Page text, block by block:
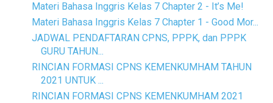
Materi Bahasa Inggris Kelas 7 Chapter 2 - It’s Me!
Materi Bahasa Inggris Kelas 7 Chapter 1 - Good Mor...
JADWAL PENDAFTARAN CPNS, PPPK, dan PPPK
GURU TAHUN...
RINCIAN FORMASI CPNS KEMENKUMHAM TAHUN
2021 UNTUK ...
RINCIAN FORMASI CPNS KEMENKUMHAM 2021